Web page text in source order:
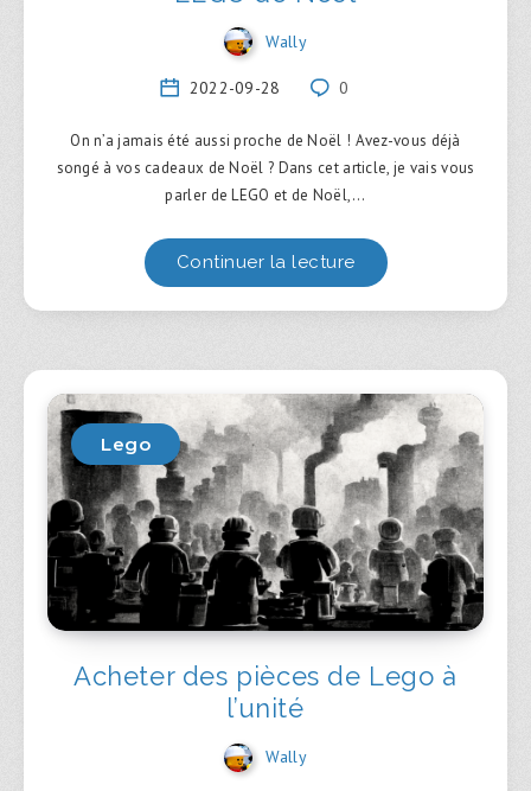
Wally
2022-09-28 0
On n’a jamais été aussi proche de Noël ! Avez-vous déjà
songé à vos cadeaux de Noël ? Dans cet article, je vais vous
parler de LEGO et de Noël,…
Continuer la lecture
Lego
Acheter des pièces de Lego à
l’unité
Wally